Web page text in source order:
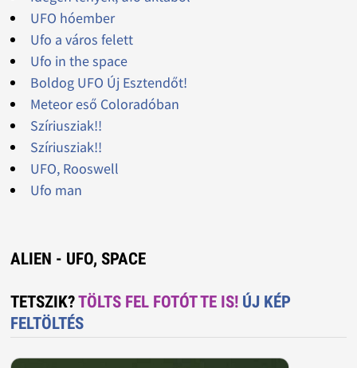
UFO hóember
Ufo a város felett
Ufo in the space
Boldog UFO Új Esztendőt!
Meteor eső Coloradóban
Szíriusziak!!
Szíriusziak!!
UFO, Rooswell
Ufo man
ALIEN - UFO, SPACE
TETSZIK?TÖLTS FEL FOTÓT TE IS! ÚJ KÉP
FELTÖLTÉS